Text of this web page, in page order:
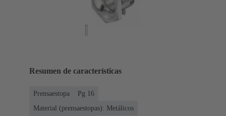
Resumen de características
Prensaestopa
Pg 16
Material (prensaestopas): Metálicos